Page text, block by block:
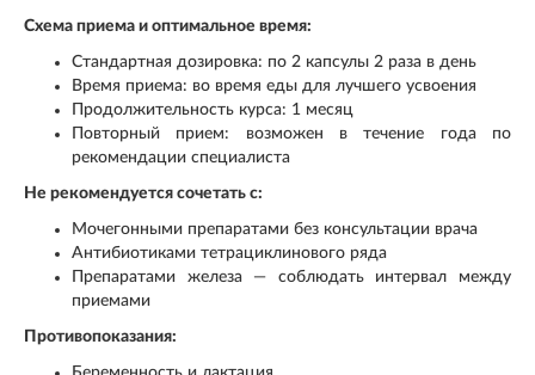
Схема приема и оптимальное время:
Стандартная дозировка: по 2 капсулы 2 раза в день
Время приема: во время еды для лучшего усвоения
Продолжительность курса: 1 месяц
Повторный прием: возможен в течение года по
рекомендации специалиста
Не рекомендуется сочетать с:
Мочегонными препаратами без консультации врача
Антибиотиками тетрациклинового ряда
Препаратами железа — соблюдать интервал между
приемами
Противопоказания: